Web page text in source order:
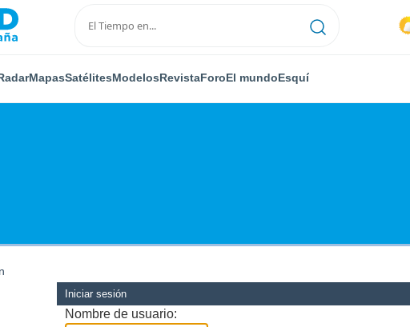
MapasSatélitesModelosRevistaForoEl mundoEsquí
Iniciar sesión
Nombre de usuario: